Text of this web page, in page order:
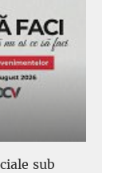
sub